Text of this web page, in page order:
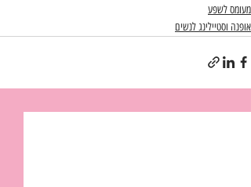
מעומס לשפע
אופנה וסטיילינג לנשים